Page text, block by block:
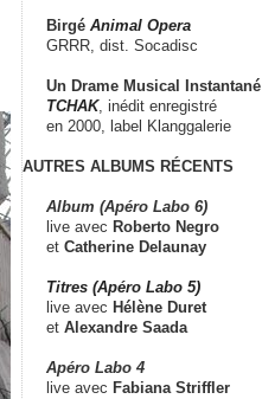
Birgé Animal Opera
GRRR, dist. Socadisc
Un Drame Musical Instantané
TCHAK, inédit enregistré
en 2000, label Klanggalerie
AUTRES ALBUMS RÉCENTS
Album (Apéro Labo 6)
live avec Roberto Negro
et Catherine Delaunay
Titres (Apéro Labo 5)
live avec Hélène Duret
et Alexandre Saada
Apéro Labo 4
live avec Fabiana Striffler